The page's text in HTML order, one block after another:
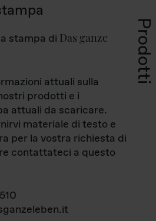
Prodotti
stampa di Das ganze
attuali sulla
prodotti e i
attuali da scaricare.
materiale di testo e
per la vostra richiesta di
contattateci a questo